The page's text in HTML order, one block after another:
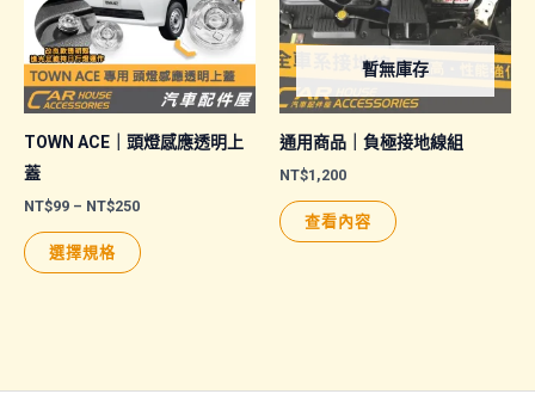
式。
在
品
擇
TOWN ACE｜頭燈感應透明上
蓋
NT$99 – NT$250價
範
圍：
選擇規格
暫無庫存
通用商品｜負極接地線組
NT$1,200
查看內容